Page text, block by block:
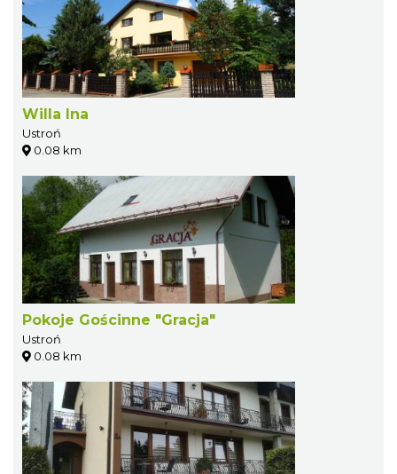
Willa Ina
Ustroń
0.08 km
Pokoje Gościnne "Gracja"
Ustroń
0.08 km